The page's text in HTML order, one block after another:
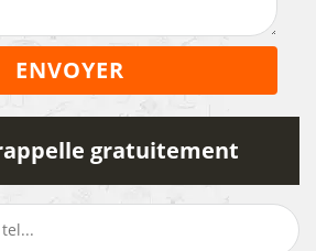
gratuitement